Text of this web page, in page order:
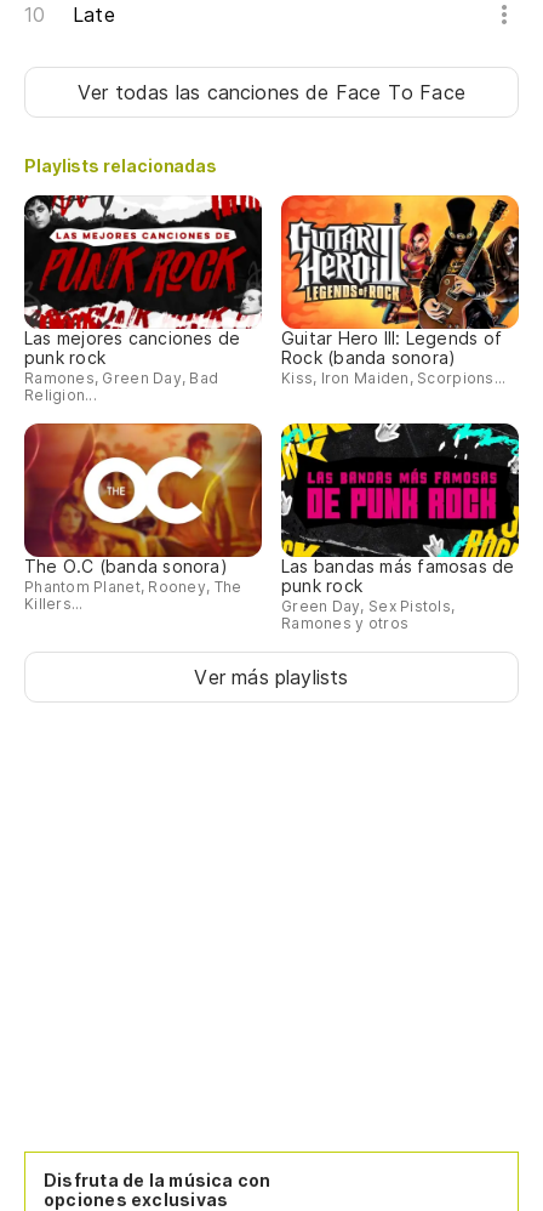
Late
Ver todas las cancionesde Face To Face
Playlists relacionadas
Las mejores canciones de
punk rock
Ramones, Green Day, Bad
Religion...
Guitar Hero III: Legends of
Rock (banda sonora)
Kiss, Iron Maiden, Scorpions...
The O.C (banda sonora)
Phantom Planet, Rooney, The
Killers...
Las bandas más famosas de
punk rock
Green Day, Sex Pistols,
Ramones y otros
Ver más playlists
Disfruta de la música con
opciones exclusivas